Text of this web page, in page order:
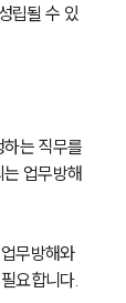
립될 수 있
는 직무를
업무방해
무방해와
요합니다.